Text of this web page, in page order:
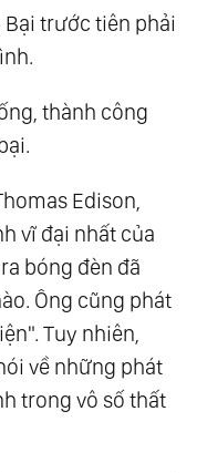
Tình Người
trước tiên phải
thành công
Edison,
vĩ đại nhất của
bóng đèn đã
Ông cũng phát
Tuy nhiên,
về những phát
trong vô số thất